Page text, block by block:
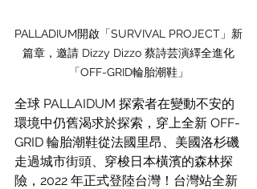
PALLADIUM開啟「SURVIVAL PROJECT」新
篇章，邀請 Dizzy Dizzo 蔡詩芸演繹全進化
「OFF-GRID輪胎潮鞋」
全球 PALLAIDUM 探索者在變動不安的
環境中仍舊渴求於探索，穿上全新 OFF-
GRID 輪胎潮鞋從法國里昂、美國洛杉磯
走過城市街頭、穿梭日本橫濱的森林探
險，2022 年正式登陸台灣！台灣站全新